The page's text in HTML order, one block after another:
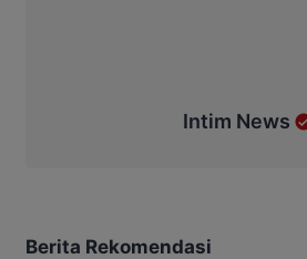
Intim News
Berita Rekomendasi